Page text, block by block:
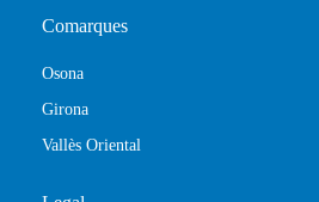
Comarques
Osona
Girona
Vallès Oriental